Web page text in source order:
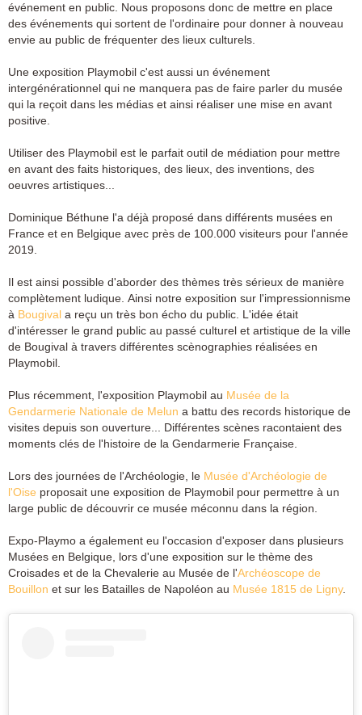
événement en public. Nous proposons donc de mettre en place
des événements qui sortent de l'ordinaire pour donner à nouveau
envie au public de fréquenter des lieux culturels.
Une exposition Playmobil c'est aussi un événement
intergénérationnel qui ne manquera pas de faire parler du musée
qui la reçoit dans les médias et ainsi réaliser une mise en avant
positive.
Utiliser des Playmobil est le parfait outil de médiation pour mettre
en avant des faits historiques, des lieux, des inventions, des
oeuvres artistiques...
Dominique Béthune l'a déjà proposé dans différents musées en
France et en Belgique avec près de 100.000 visiteurs pour l'année
2019.
Il est ainsi possible d'aborder des thèmes très sérieux de manière
complètement ludique. Ainsi notre exposition sur l'impressionnisme
à Bougival a reçu un très bon écho du public. L'idée était
d'intéresser le grand public au passé culturel et artistique de la ville
de Bougival à travers différentes scènographies réalisées en
Playmobil.
Plus récemment, l'exposition Playmobil au Musée de la
Gendarmerie Nationale de Melun a battu des records historique de
visites depuis son ouverture... Différentes scènes racontaient des
moments clés de l'histoire de la Gendarmerie Française.
Lors des journées de l'Archéologie, le Musée d'Archéologie de
l'Oise proposait une exposition de Playmobil pour permettre à un
large public de découvrir ce musée méconnu dans la région.
Expo-Playmo a également eu l'occasion d'exposer dans plusieurs
Musées en Belgique, lors d'une exposition sur le thème des
Croisades et de la Chevalerie au Musée de l'Archéoscope de
Bouillon et sur les Batailles de Napoléon au Musée 1815 de Ligny.